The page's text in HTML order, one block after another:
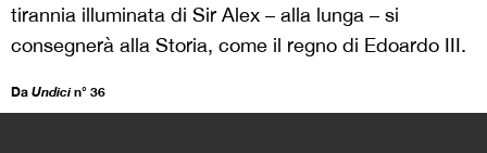
tirannia illuminata di Sir Alex – alla lunga – si
consegnerà alla Storia, come il regno di Edoardo III.
Da Undicin° 36